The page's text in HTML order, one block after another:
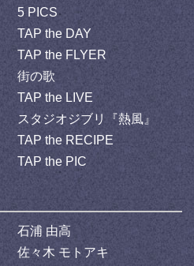
5 PICS
TAP the DAY
TAP the FLYER
街の歌
TAP the LIVE
スタジオジブリ『熱風』
TAP the RECIPE
TAP the PIC
石浦 由高
佐々木 モトアキ